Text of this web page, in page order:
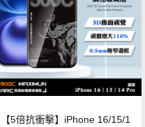
【5倍抗衝擊】iPhone 16/15/1